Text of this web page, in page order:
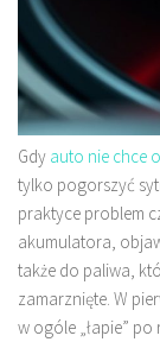
Gdy auto nie chce
tylko pogorszyć
praktyce problem
akumulatora,
także do paliwa,
zamarznięte. W
w ogóle „łapie”